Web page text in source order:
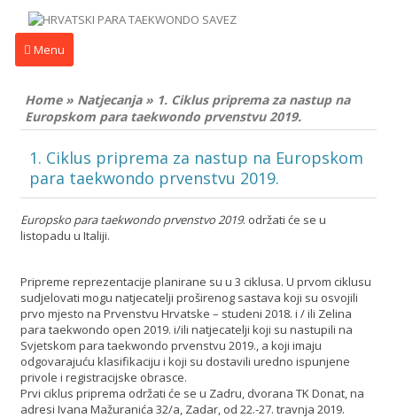
Menu
Home» Natjecanja» 1. Ciklus priprema za nastup na
Europskom para taekwondo prvenstvu 2019.
1. Ciklus priprema za nastup na Europskom
para taekwondo prvenstvu 2019.
Europsko para taekwondo prvenstvo 2019. održati će se u
listopadu u Italiji.
Pripreme reprezentacije planirane su u 3 ciklusa. U prvom ciklusu
sudjelovati mogu natjecatelji proširenog sastava koji su osvojili
prvo mjesto na Prvenstvu Hrvatske – studeni 2018. i / ili Zelina
para taekwondo open 2019. i/ili natjecatelji koji su nastupili na
Svjetskom para taekwondo prvenstvu 2019., a koji imaju
odgovarajuću klasifikaciju i koji su dostavili uredno ispunjene
privole i registracijske obrasce.
Prvi ciklus priprema održati će se u Zadru, dvorana TK Donat, na
adresi Ivana Mažuranića 32/a, Zadar, od 22.-27. travnja 2019.